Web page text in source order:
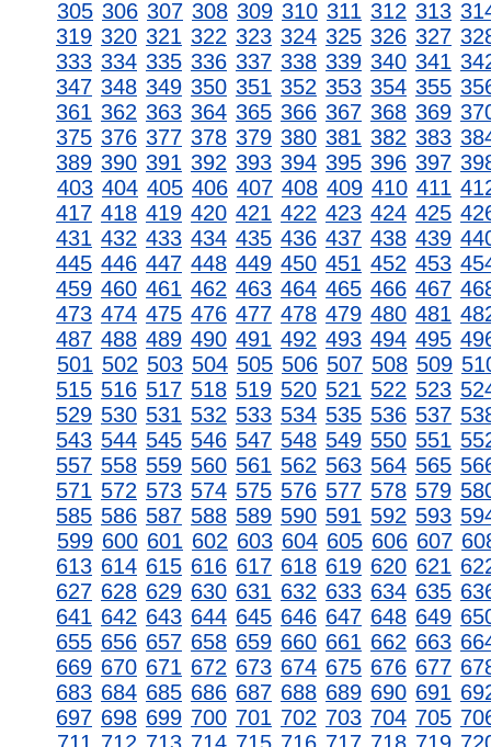
305 306 307 308 309 310 311 312 313
319 320 321 322 323 324 325 326 327
333 334 335 336 337 338 339 340 341
347 348 349 350 351 352 353 354 355
361 362 363 364 365 366 367 368 369
375 376 377 378 379 380 381 382 383
389 390 391 392 393 394 395 396 397
403 404 405 406 407 408 409 410 411
417 418 419 420 421 422 423 424 425
431 432 433 434 435 436 437 438 439
445 446 447 448 449 450 451 452 453
459 460 461 462 463 464 465 466 467
473 474 475 476 477 478 479 480 481
487 488 489 490 491 492 493 494 495
501 502 503 504 505 506 507 508 509
515 516 517 518 519 520 521 522 523
529 530 531 532 533 534 535 536 537
543 544 545 546 547 548 549 550 551
557 558 559 560 561 562 563 564 565
571 572 573 574 575 576 577 578 579
585 586 587 588 589 590 591 592 593
599 600 601 602 603 604 605 606 607
613 614 615 616 617 618 619 620 621
627 628 629 630 631 632 633 634 635
641 642 643 644 645 646 647 648 649
655 656 657 658 659 660 661 662 663
669 670 671 672 673 674 675 676 677
683 684 685 686 687 688 689 690 691
697 698 699 700 701 702 703 704 705